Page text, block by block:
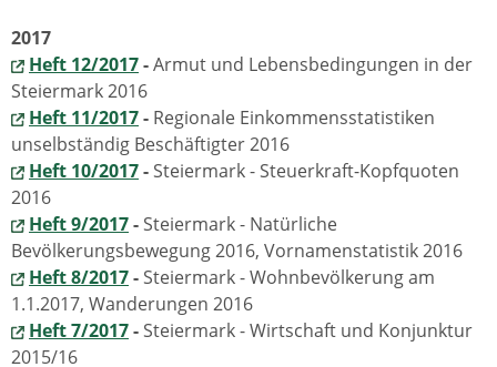
2017
Heft 12/2017-Armut und Lebensbedingungen in der
Steiermark 2016
Heft 11/2017- Regionale Einkommensstatistiken
unselbständig Beschäftigter 2016
Heft 10/2017-Steiermark - Steuerkraft-Kopfquoten
2016
Heft 9/2017-Steiermark - Natürliche
Bevölkerungsbewegung 2016, Vornamenstatistik 2016
Heft 8/2017-Steiermark - Wohnbevölkerung am
1.1.2017, Wanderungen 2016
Heft 7/2017-Steiermark - Wirtschaft und Konjunktur
2015/16